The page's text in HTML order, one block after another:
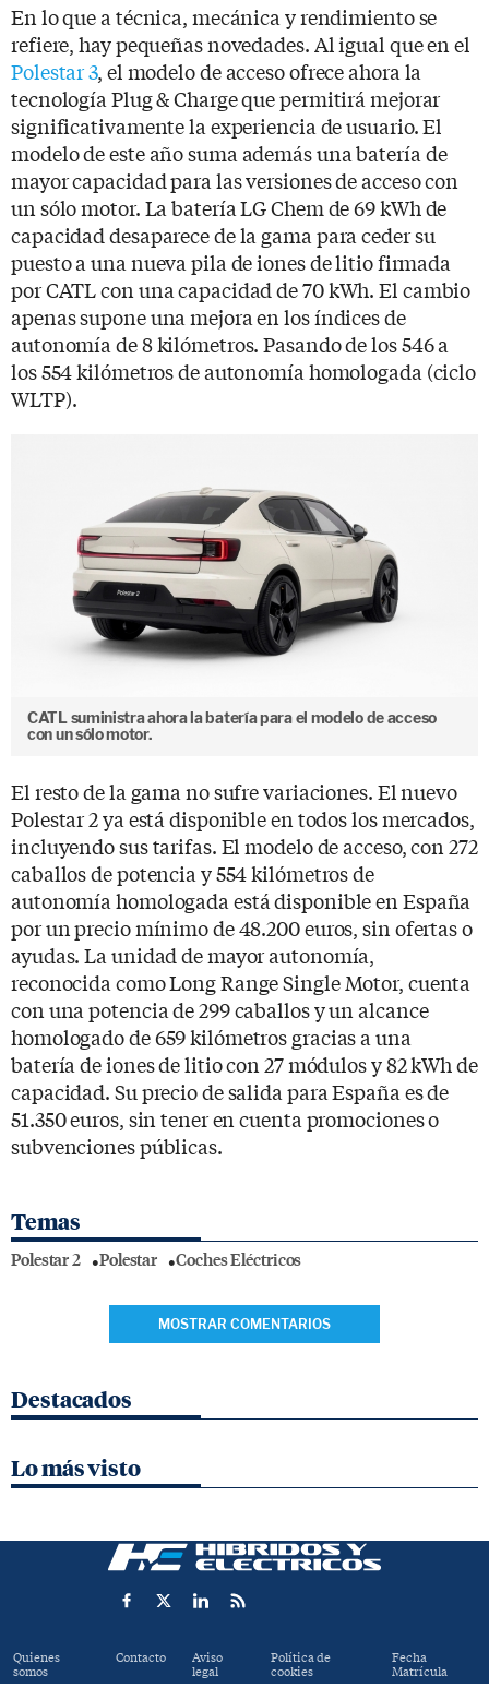
En lo que a técnica, mecánica y rendimiento se
refiere, hay pequeñas novedades. Al igual que en el
Polestar 3, el modelo de acceso ofrece ahora la
tecnología Plug & Charge que permitirá mejorar
significativamente la experiencia de usuario. El
modelo de este año suma además una batería de
mayor capacidad para las versiones de acceso con
un sólo motor. La batería LG Chem de 69 kWh de
capacidad desaparece de la gama para ceder su
puesto a una nueva pila de iones de litio firmada
por CATL con una capacidad de 70 kWh. El cambio
apenas supone una mejora en los índices de
autonomía de 8 kilómetros. Pasando de los 546 a
los 554 kilómetros de autonomía homologada (ciclo
WLTP).
CATL suministra ahora la batería para el modelo de acceso
con un sólo motor.
El resto de la gama no sufre variaciones. El nuevo
Polestar 2 ya está disponible en todos los mercados,
incluyendo sus tarifas. El modelo de acceso, con 272
caballos de potencia y 554 kilómetros de
autonomía homologada está disponible en España
por un precio mínimo de 48.200 euros, sin ofertas o
ayudas. La unidad de mayor autonomía,
reconocida como Long Range Single Motor, cuenta
con una potencia de 299 caballos y un alcance
homologado de 659 kilómetros gracias a una
batería de iones de litio con 27 módulos y 82 kWh de
capacidad. Su precio de salida para España es de
51.350 euros, sin tener en cuenta promociones o
subvenciones públicas.
Temas
Polestar 2 Polestar Coches Eléctricos
MOSTRAR COMENTARIOS
Destacados
Lo más visto
Quienes
somos
Contacto Aviso
legal
Política de
cookies
Fecha
Matrícula